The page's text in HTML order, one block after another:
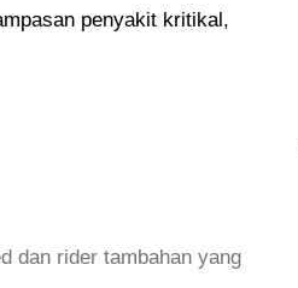
penyakit kritikal,
dan rider tambahan yang